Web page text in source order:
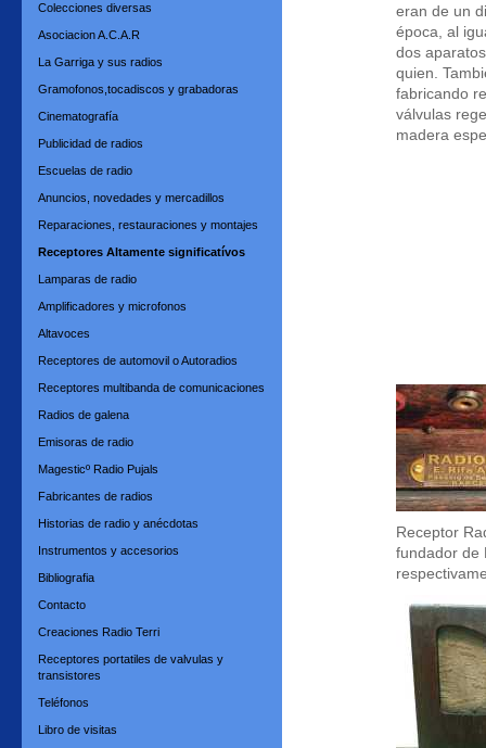
eran de un
época, al
dos
quien.
fabricando
válvulas
madera
Receptor
fundador de
Colecciones diversas
Asociacion A.C.A.R
La Garriga y sus radios
Gramofonos,tocadiscos y grabadoras
Cinematografía
Publicidad de radios
Escuelas de radio
Anuncios, novedades y mercadillos
Reparaciones, restauraciones y montajes
Receptores Altamente significatívos
Lamparas de radio
Amplificadores y microfonos
Altavoces
Receptores de automovil o Autoradios
Receptores multibanda de comunicaciones
Radios de galena
Emisoras de radio
Magesticº Radio Pujals
Fabricantes de radios
Historias de radio y anécdotas
Instrumentos y accesorios
Bibliografia
Contacto
Creaciones Radio Terri
Receptores portatiles de valvulas y
transistores
Teléfonos
Libro de visitas